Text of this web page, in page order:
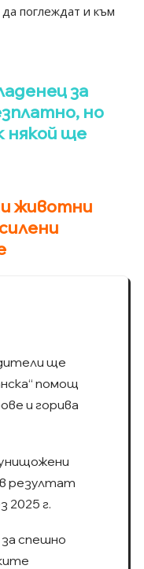
поглеждат и към
за
но
някой ще
животни
ще
помощ
и горива
резултат
2025 г.
спешно